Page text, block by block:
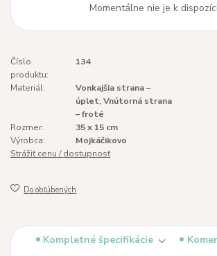
Momentálne nie je k
Číslo
produktu:
134
Materiál:
Vonkajšia strana –
úplet, Vnútorná strana
– froté
Rozmer:
35 x 15 cm
Výrobca:
Mojkáčikovo
Strážiť cenu / dostupnosť
Do obľúbených
Kompletné špecifikácie